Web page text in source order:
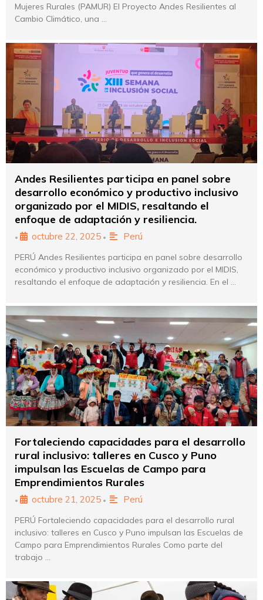
Mujeres Rurales (PAMUR) El Proyecto Andes Resilientes al
Cambio Climático, una …
Andes Resilientes participa en panel sobre
desarrollo económico y productivo inclusivo
organizado por el MIDIS, resaltando el
enfoque de adaptación y resiliencia.
• octubre 22, 2025 • Perú
PERÚ Andes Resilientes participa en panel sobre desarrollo
económico y productivo inclusivo organizado por el MIDIS,
resaltando el enfoque de adaptación y resiliencia. En el …
Fortaleciendo capacidades para el desarrollo
rural inclusivo: talleres en Cusco y Puno
impulsan las Escuelas de Campo para
Emprendimientos Rurales
• octubre 21, 2025 • Perú
PERÚ Fortaleciendo capacidades para el desarrollo rural
inclusivo: talleres en Cusco y Puno impulsan las Escuelas de
Campo para Emprendimientos Rurales Como parte del
trabajo …